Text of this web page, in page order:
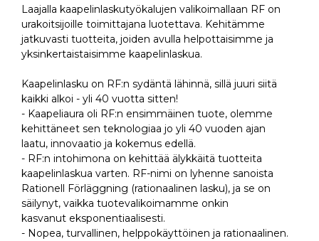
Laajalla kaapelinlaskutyökalujen valikoimallaan RF on
urakoitsijoille toimittajana luotettava. Kehitämme
jatkuvasti tuotteita, joiden avulla helpottaisimme ja
yksinkertaistaisimme kaapelinlaskua.
Kaapelinlasku on RF:n sydäntä lähinnä, sillä juuri siitä
kaikki alkoi - yli 40 vuotta sitten!
- Kaapeliaura oli RF:n ensimmäinen tuote, olemme
kehittäneet sen teknologiaa jo yli 40 vuoden ajan
laatu, innovaatio ja kokemus edellä.
- RF:n intohimona on kehittää älykkäitä tuotteita
kaapelinlaskua varten. RF-nimi on lyhenne sanoista
Rationell Förläggning (rationaalinen lasku), ja se on
säilynyt, vaikka tuotevalikoimamme onkin
kasvanut eksponentiaalisesti.
- Nopea, turvallinen, helppokäyttöinen ja rationaalinen.